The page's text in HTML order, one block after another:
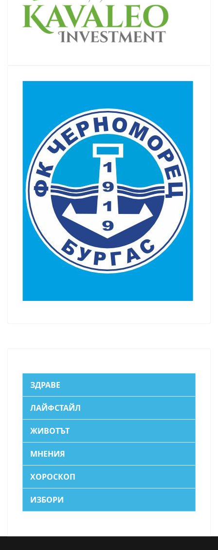
ЗДРАВЕ
ЛАЙФСТАЙЛ
ЖИВОТЪТ
МНЕНИЯ
ХОРОСКОП
ИЗБОРИ